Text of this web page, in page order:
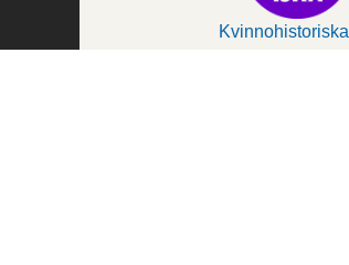
Kvinnohistoriska